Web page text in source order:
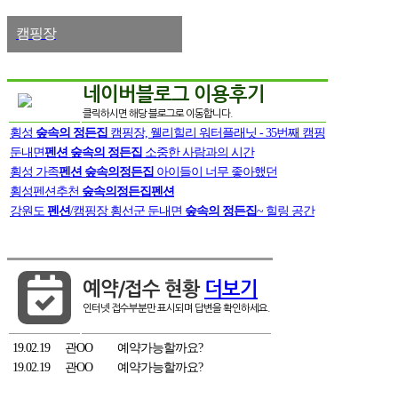
캠핑장
네이버블로그 이용후기
클릭하시면 해당 블로그로 이동합니다.
횡성 숲속의 정든집 캠핑장, 웰리힐리 워터플래닛 - 35번째 캠핑
둔내면펜션 숲속의 정든집 소중한 사람과의 시간
횡성 가족펜션 숲속의정든집 아이들이 너무 좋아했던
횡성펜션추천 숲속의정든집펜션
강원도 펜션/캠핑장 횡선군 둔내면 숲속의 정든집~ 힐링 공간
 예약/접수 현황 더보기
인터넷 접수부분만 표시되며 답변을 확인하세요.
19.02.19 관OO
예약가능할까요?
19.02.19
관OO 예약가능할까요?